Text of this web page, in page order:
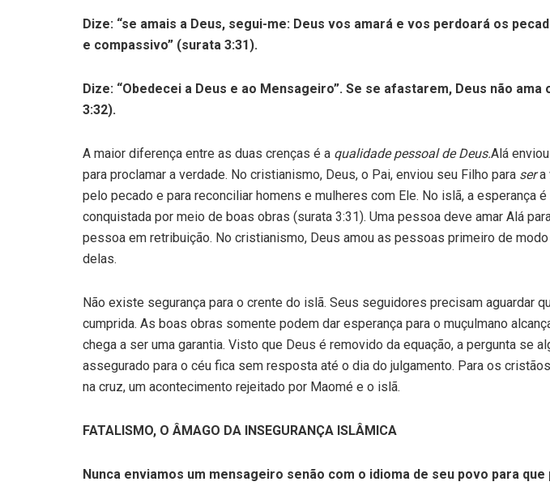
Dize: “se amais a Deus, segui-me: Deus vos amará e vos perdoará os
e compassivo” (surata 3:31).
Dize: “Obedecei a Deus e ao Mensageiro”. Se se afastarem, Deus não
3:32).
A maior diferença entre as duas crenças é a qualidade pessoal de Deus.Alá
para proclamar a verdade. No cristianismo, Deus, o Pai, enviou seu Filho para sera
pelo pecado e para reconciliar homens e mulheres com Ele. No islã, a esperança
conquistada por meio de boas obras (surata 3:31). Uma pessoa deve amar Alá
pessoa em retribuição. No cristianismo, Deus amou as pessoas primeiro de
delas.
Não existe segurança para o crente do islã. Seus seguidores precisam aguardar
cumprida. As boas obras somente podem dar esperança para o muçulmano
chega a ser uma garantia. Visto que Deus é removido da equação, a pergunta se
assegurado para o céu fica sem resposta até o dia do julgamento. Para os
na cruz, um acontecimento rejeitado por Maomé e o islã.
FATALISMO, O ÂMAGO DA INSEGURANÇA ISLÂMICA
Nunca enviamos um mensageiro senão com o idioma de seu povo para